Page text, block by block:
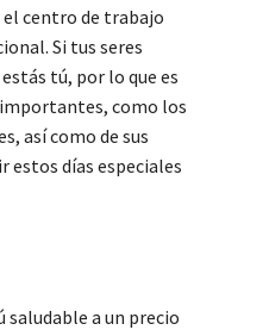
centro de trabajo
Si tus seres
tú, por lo que es
como los
así como de sus
estos días especiales
saludable a un precio